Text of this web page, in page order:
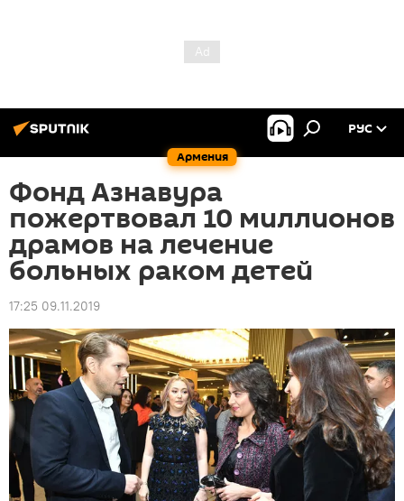
Армения
РУС
Фонд Азнавура
пожертвовал 10 миллионов
драмов на лечение
больных раком детей
17:25 09.11.2019